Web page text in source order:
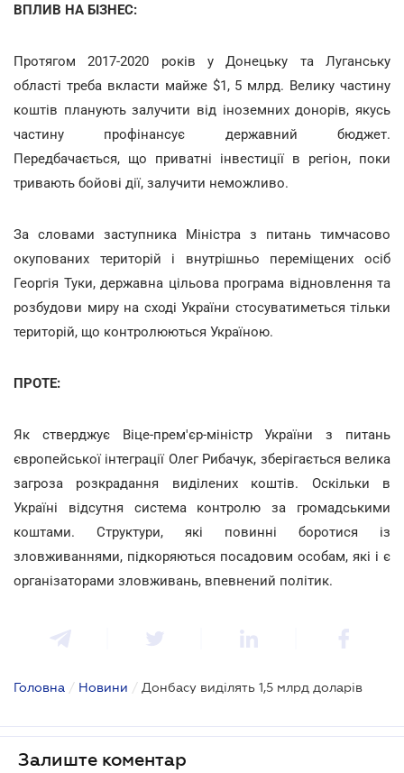
ВПЛИВ НА БІЗНЕС:
Протягом 2017-2020 років у Донецьку та Луганську
області треба вкласти майже $1, 5 млрд. Велику частину
коштів планують залучити від іноземних донорів, якусь
частину профінансує державний бюджет.
Передбачається, що приватні інвестиції в регіон, поки
тривають бойові дії, залучити неможливо.
За словами заступника Міністра з питань тимчасово
окупованих територій і внутрішньо переміщених осіб
Георгія Туки, державна цільова програма відновлення та
розбудови миру на сході України стосуватиметься тільки
територій, що контролюються Україною.
ПРОТЕ:
Як стверджує Віце-прем'єр-міністр України з питань
європейської інтеграції Олег Рибачук, зберігається велика
загроза розкрадання виділених коштів. Оскільки в
Україні відсутня система контролю за громадськими
коштами. Структури, які повинні боротися із
зловживаннями, підкоряються посадовим особам, які і є
організаторами зловживань, впевнений політик.
Головна / Новини / Донбасу виділять 1,5 млрд доларів
Залиште коментар